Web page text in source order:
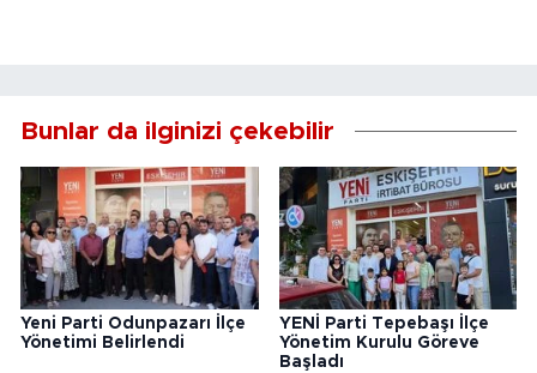
Bunlar da ilginizi çekebilir
Yeni Parti Odunpazarı İlçe
Yönetimi Belirlendi
YENİ Parti Tepebaşı İlçe
Yönetim Kurulu Göreve
Başladı